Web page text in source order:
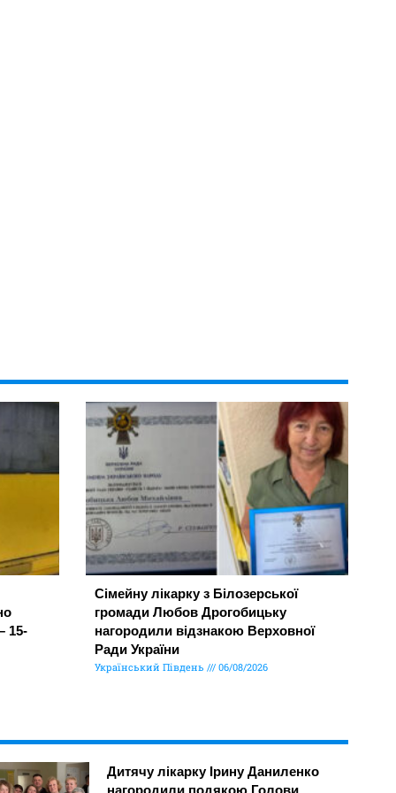
15-
Сімейну лікарку з Білозерської
громади Любов Дрогобицьку
нагородили відзнакою Верховної
Ради України
Український Південь 06/08/2026
Дитячу лікарку Ірину Даниленко